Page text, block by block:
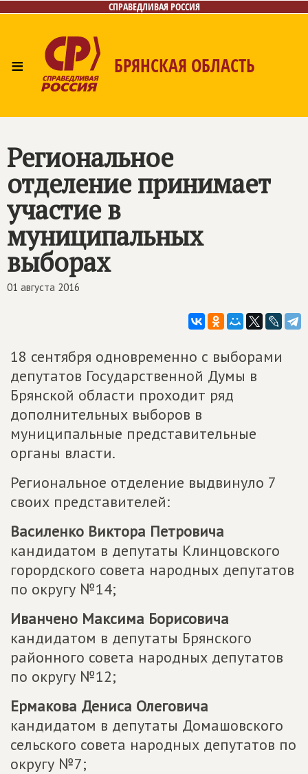
СПРАВЕДЛИВАЯ РОССИЯ
≡ БРЯНСКАЯ ОБЛАСТЬ
Региональное
отделение принимает
участие в
муниципальных
выборах
01 августа 2016
18 сентября одновременно с выборами
депутатов Государственной Думы в
Брянской области проходит ряд
дополнительных выборов в
муниципальные представительные
органы власти.
Региональное отделение выдвинуло 7
своих представителей:
Василенко Виктора Петровича
кандидатом в депутаты Клинцовского
горордского совета народных депутатов
по округу №14;
Иванчено Максима Борисовича
кандидатом в депутаты Брянского
районного совета народных депутатов
по округу №12;
Ермакова Дениса Олеговича
кандидатом в депутаты Домашовского
сельского совета народных депутатов по
округу №7;